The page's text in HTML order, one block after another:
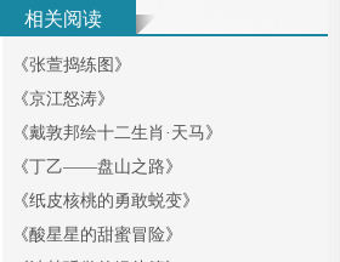
相关阅读
《张萱捣练图 》
《京江怒涛》
《戴敦邦绘十二生肖·天马》
《丁乙——盘山之路》
《纸皮核桃的勇敢蜕变》
《酸星星的甜蜜冒险》